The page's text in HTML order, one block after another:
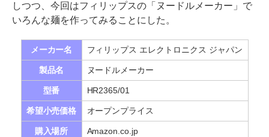
しつつ、今回はフィリップスの「ヌードルメーカー」で
いろんな麺を作ってみることにした。
メーカー名 フィリップス エレクトロニクス ジャパン
製品名 ヌードルメーカー
型番 HR2365/01
希望小売価格 オープンプライス
購入場所 Amazon.co.jp